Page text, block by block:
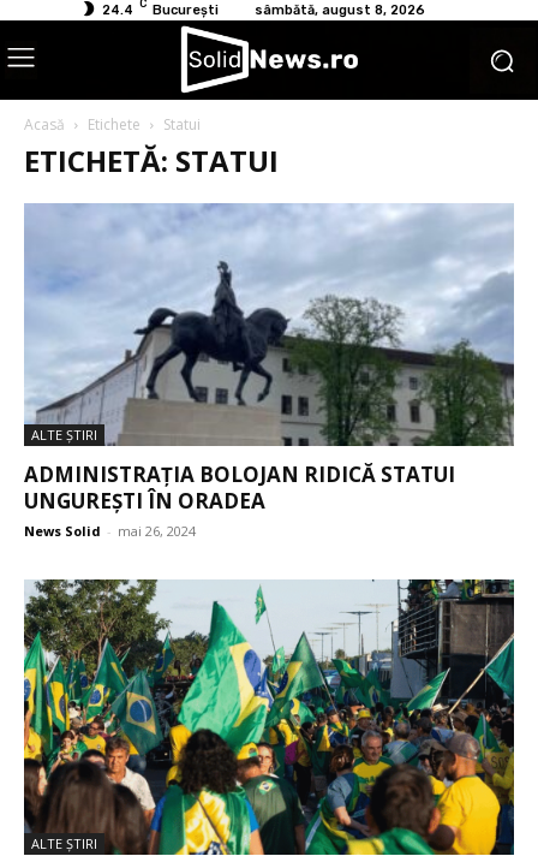
24.4 C București sâmbătă, august 8, 2026
Acasă Etichete Statui
ETICHETĂ: STATUI
ALTE ŞTIRI
ADMINISTRAȚIA BOLOJAN RIDICĂ STATUI
UNGUREȘTI ÎN ORADEA
News Solid - mai 26, 2024
ALTE ŞTIRI